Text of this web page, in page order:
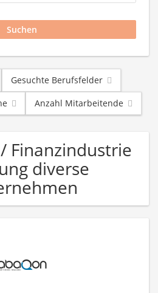
Gesuchte Berufsfelder
Anzahl Mitarbeitende
Finanzindustrie
diverse